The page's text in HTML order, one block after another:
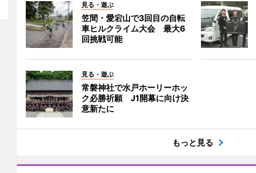
見る・遊ぶ
笠間・愛宕山で3回目の自転
車ヒルクライム大会 最大6
回挑戦可能
見る・遊ぶ
常磐神社で水戸ホーリーホッ
ク必勝祈願 J1開幕に向け決
意新たに
もっと見る